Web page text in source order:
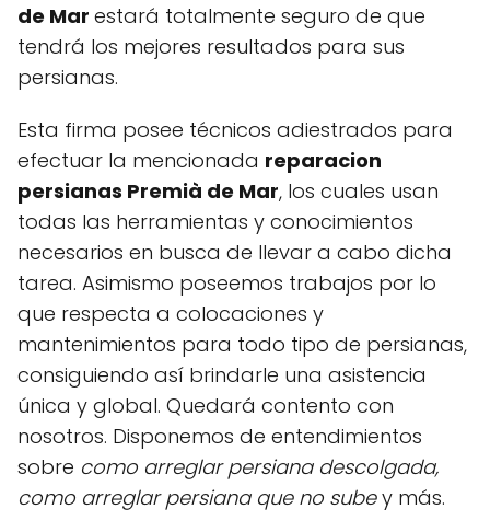
de Mar estará totalmente seguro de que
tendrá los mejores resultados para sus
persianas.
Esta firma posee técnicos adiestrados para
efectuar la mencionada reparacion
persianas Premià de Mar, los cuales usan
todas las herramientas y conocimientos
necesarios en busca de llevar a cabo dicha
tarea. Asimismo poseemos trabajos por lo
que respecta a colocaciones y
mantenimientos para todo tipo de persianas,
consiguiendo así brindarle una asistencia
única y global. Quedará contento con
nosotros. Disponemos de entendimientos
sobre como arreglar persiana descolgada,
como arreglar persiana que no subey más.